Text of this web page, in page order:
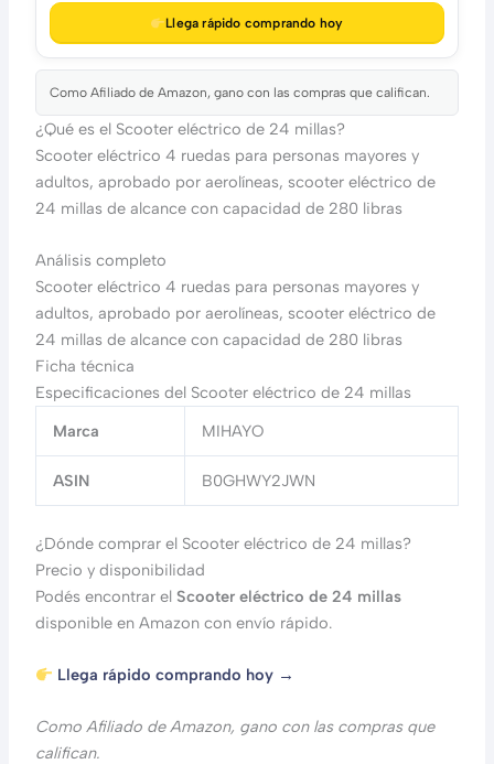
Llega rápido comprando hoy
Como Afiliado de Amazon, gano con las compras que califican.
¿Qué es el Scooter eléctrico de 24 millas?
Scooter eléctrico 4 ruedas para personas mayores y
adultos, aprobado por aerolíneas, scooter eléctrico de
24 millas de alcance con capacidad de 280 libras
Análisis completo
Scooter eléctrico 4 ruedas para personas mayores y
adultos, aprobado por aerolíneas, scooter eléctrico de
24 millas de alcance con capacidad de 280 libras
Ficha técnica
Especificaciones del Scooter eléctrico de 24 millas
Marca
MIHAYO
ASIN B0GHWY2JWN
¿Dónde comprar el Scooter eléctrico de 24 millas?
Precio y disponibilidad
Podés encontrar el Scooter eléctrico de 24 millas
disponible en Amazon con envío rápido.
Llega rápido comprando hoy →
Como Afiliado de Amazon, gano con las compras que
califican.